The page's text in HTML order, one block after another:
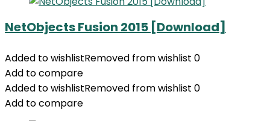
NetObjects Fusion 2015 [Download]
Added to wishlistRemoved from wishlist 0
Add to compare
Added to wishlistRemoved from wishlist 0
Add to compare